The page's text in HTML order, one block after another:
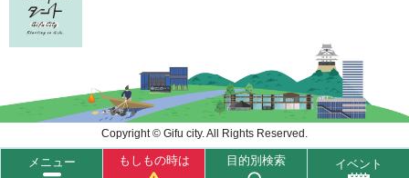
メニュー もしもの時は 目的別検索 イベント
Copyright © Gifu city. All Rights Reserved.